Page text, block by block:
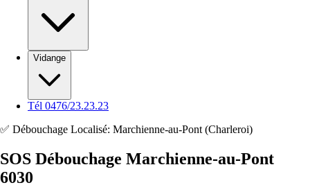
Vidange
Tél 0476/23.23.23
✅ Débouchage Localisé: Marchienne-au-Pont (Charleroi)
SOS Débouchage Marchienne-au-Pont
6030